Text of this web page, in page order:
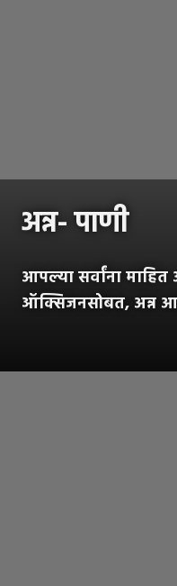
अन्न- पाणी
आपल्या सर्वांना
ऑक्सिजनसोबत, अन्न